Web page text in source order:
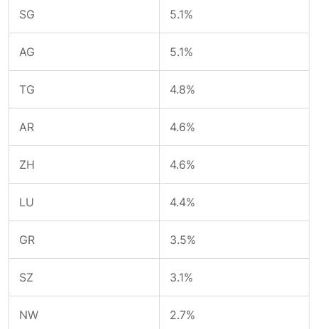
SG 5.1%
AG 5.1%
TG 4.8%
AR 4.6%
ZH 4.6%
LU 4.4%
GR 3.5%
SZ 3.1%
NW 2.7%